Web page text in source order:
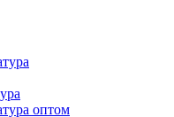
оптом